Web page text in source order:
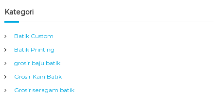
Kategori
Batik Custom
Batik Printing
grosir baju batik
Grosir Kain Batik
Grosir seragam batik